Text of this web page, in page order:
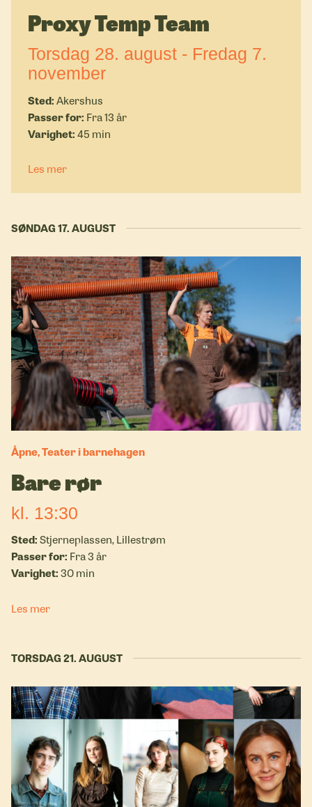
Proxy Temp Team
Torsdag 28. august - Fredag 7.
november
Akershus
Fra 13 år
45 min
Les mer
SØNDAG 17. AUGUST
Åpne, Teater i barnehagen
Bare rør
kl. 13:30
Stjerneplassen, Lillestrøm
Fra 3 år
30 min
Les mer
TORSDAG 21. AUGUST